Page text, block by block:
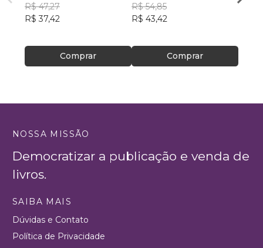
R$ 47,27
R$ 37,42
Comprar
R$ 54,85
R$ 43,42
Comprar
NOSSA MISSÃO
Democratizar a publicação e venda de
livros.
SAIBA MAIS
Dúvidas e Contato
Política de Privacidade